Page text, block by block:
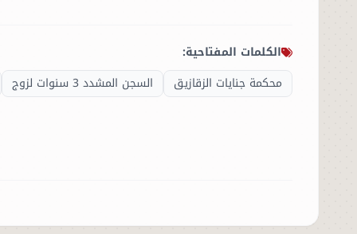
الكلمات المفتاحية:
محكمة جنايات الزقازيق
السجن المشدد 3 سنوات لزوج